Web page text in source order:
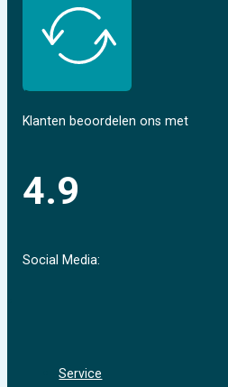
Klanten beoordelen ons met
4.9
Social Media:
Service